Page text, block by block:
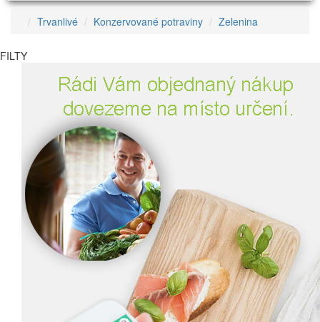
Trvanlivé Konzervované potraviny Zelenina
FILTY